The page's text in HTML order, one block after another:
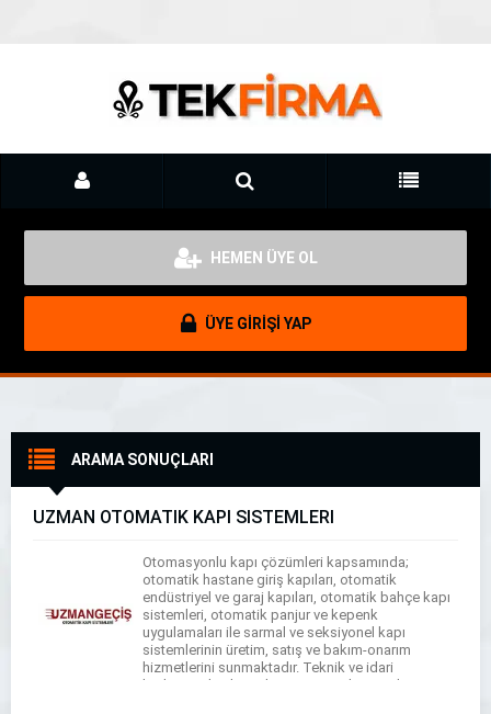
HEMEN ÜYE OL
ÜYE GİRİŞİ YAP
ARAMA SONUÇLARI
UZMAN OTOMATİK KAPI SİSTEMLERİ
Otomasyonlu kapı çözümleri kapsamında;
otomatik hastane giriş kapıları, otomatik
endüstriyel ve garaj kapıları, otomatik bahçe kapı
sistemleri, otomatik panjur ve kepenk
uygulamaları ile sarmal ve seksiyonel kapı
sistemlerinin üretim, satış ve bakım-onarım
hizmetlerini sunmaktadır. Teknik ve idari
kadrosunda alanında uzman ve deneyimli